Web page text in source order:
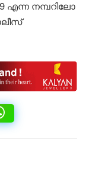
എന്ന നമ്പറിലോ